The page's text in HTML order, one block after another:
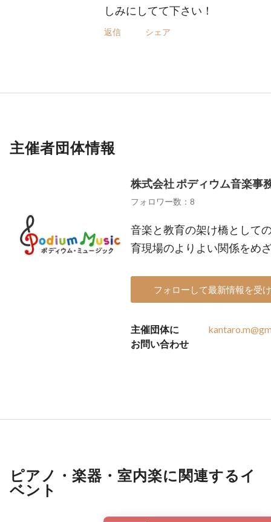
しみにしてて下さい！
返信 シェア
主催者団体情報
株式会社 ポディウム音楽事
フォロワー数：8
音楽と教育の架け橋として
育現場のよりよい関係をめ
フォローして最新情報を受
主催団体に
お問い合わせ
ピアノ・楽器・室内楽に関連するイ
ベント